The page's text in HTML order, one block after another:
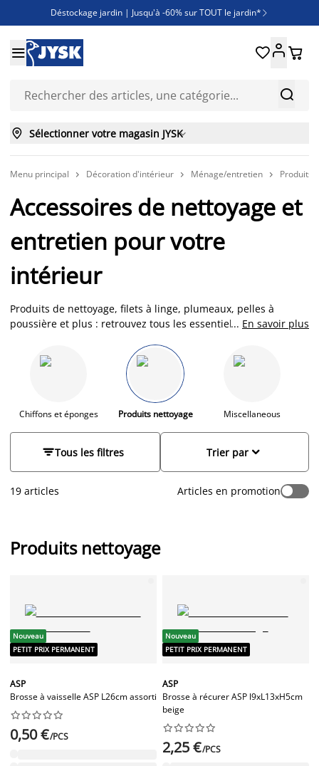
Déstockage jardin | Jusqu'à -60% sur TOUT le jardin* 
Jusqu'à -50% sur une sélection literie
Découvrez les nouveautés de la collection


 
 Sélectionner votre magasin JYSK
Menu principal  Décoration d'intérieur  Ménage/entretien  Produits
Accessoires de nettoyage et
entretien pour votre
intérieur
Produits de nettoyage, filets à linge, plumeaux, pelles à
poussière et plus : retrouvez tous les essentiels nécessaires à
pensés, ces accessoires du quotidien vous accompagnent
dans chaque tâche ménagère pour un entretien efficace,
... En savoir plus
Chiffons et éponges Produits nettoyage Miscellaneous
Tous les filtres 
Trier par
19 articles Articles en promotion
Produits nettoyage
Nouveau
PETIT PRIX PERMANENT
ASP
Brosse à vaisselle ASP L26cm assorti






0,50 €/PCS
Nouveau
PETIT PRIX PERMANENT
ASP
Brosse à récurer ASP l9xL13xH5cm
beige






2,25 €/PCS